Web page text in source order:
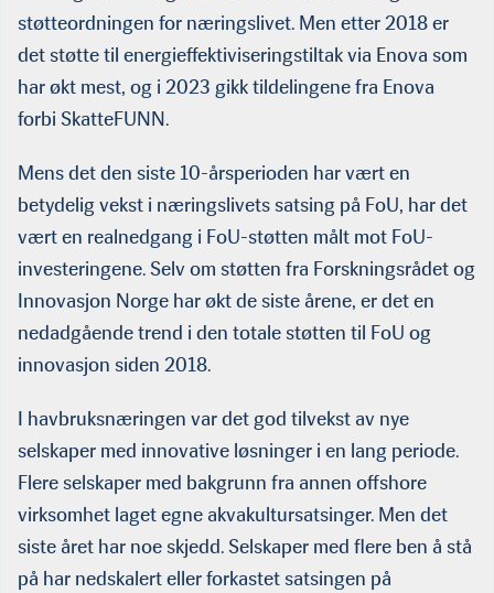
støtteordningen for næringslivet. Men etter 2018 er
det støtte til energieffektiviseringstiltak via Enova som
har økt mest, og i 2023 gikk tildelingene fra Enova
forbi SkatteFUNN.
Mens det den siste 10-årsperioden har vært en
betydelig vekst i næringslivets satsing på FoU, har det
vært en realnedgang i FoU-støtten målt mot FoU-
investeringene. Selv om støtten fra Forskningsrådet og
Innovasjon Norge har økt de siste årene, er det en
nedadgående trend i den totale støtten til FoU og
innovasjon siden 2018.
I havbruksnæringen var det god tilvekst av nye
selskaper med innovative løsninger i en lang periode.
Flere selskaper med bakgrunn fra annen offshore
virksomhet laget egne akvakultursatsinger. Men det
siste året har noe skjedd. Selskaper med flere ben å stå
på har nedskalert eller forkastet satsingen på